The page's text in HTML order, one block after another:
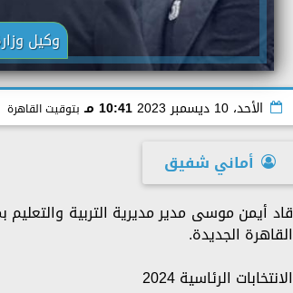
وكيل
الأحد، 10 ديسمبر 2023 10:41 مـ بتوقيت القاهرة
أماني شفيق
قاد أيمن موسى مدير مديرية التربية
القاهرة الجديدة.
الانتخابات الرئاسية 2024